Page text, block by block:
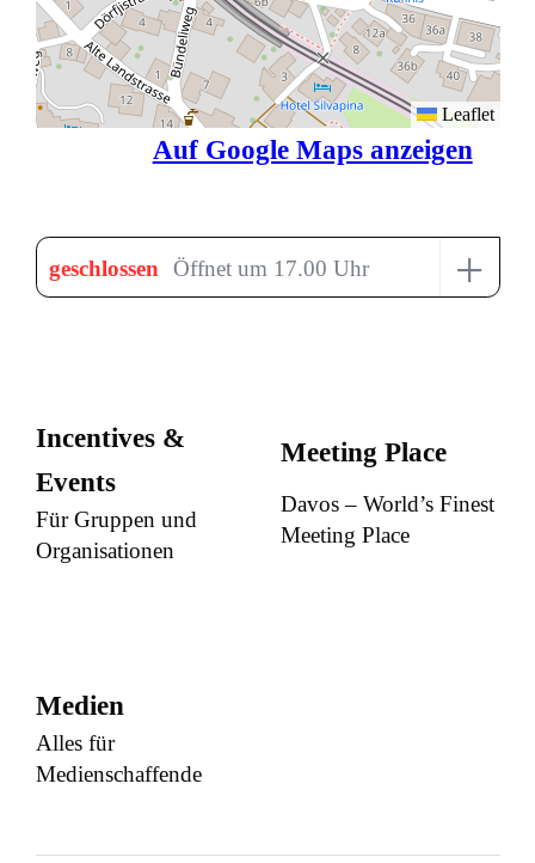
Leaflet
Auf Google Maps anzeigen
geschlossen Öffnet um 17.00 Uhr +
Incentives &
Events
Für Gruppen und
Organisationen
Meeting Place
Davos – World’s Finest
Meeting Place
Medien
Alles für
Medienschaffende